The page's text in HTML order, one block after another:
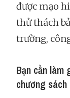
được mạo
thử thách
trường,
Bạn cần làm
chương sách